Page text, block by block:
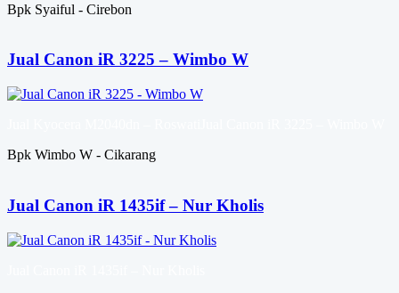
Bpk Syaiful - Cirebon
Jual Canon iR 3225 – Wimbo W
Bpk Wimbo W - Cikarang
Jual Canon iR 1435if – Nur Kholis